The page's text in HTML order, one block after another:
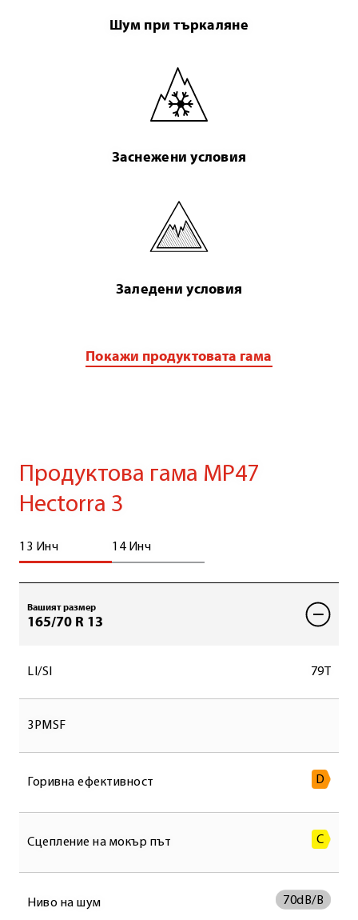
Шум при търкаляне
Заснежени условия
Заледени условия
Покажи продуктовата гама
Продуктова гама MP47
Hectorra 3
13 Инч 14 Инч
Вашият размер
165/70 R 13
LI/SI 79T
3PMSF
Горивна ефективност D
Сцепление на мокър път C
Ниво на шум 70dB/B